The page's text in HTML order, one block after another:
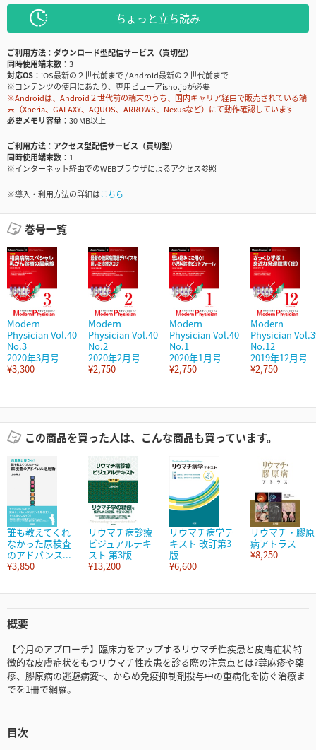
ちょっと立ち読み
ご利用方法
ダウンロード型配信サービス（買切型）
同時使用端末数
3
対応OS
iOS最新の２世代前まで / Android最新の２世代前まで
※コンテンツの使用にあたり、専用ビューアisho.jpが必要
※Androidは、Android２世代前の端末のうち、国内キャリア経由で販売されている端
末（Xperia、GALAXY、AQUOS、ARROWS、Nexusなど）にて動作確認しています
必要メモリ容量
30 MB以上
ご利用方法
アクセス型配信サービス（買切型）
同時使用端末数
1
※インターネット経由でのWEBブラウザによるアクセス参照
※導入・利用方法の詳細はこちら
巻号一覧
Modern
Physician Vol.40
No.3
2020年3月号
¥3,300
Modern
Physician Vol.40
No.2
2020年2月号
¥2,750
Modern
Physician Vol.40
No.1
2020年1月号
¥2,750
Modern
Physician
No.12
2019年12月号
¥2,750
この商品を買った人は、こんな商品も買っています。
誰も教えてくれ
なかった尿検査
のアドバンス...
¥3,850
リウマチ病診療
ビジュアルテキ
スト 第3版
¥13,200
リウマチ病学テ
キスト 改訂第3
版
¥6,600
リウマチ・膠原
病アトラス
¥8,250
概要
【今月のアプローチ】臨床力をアップするリウマチ性疾患と皮膚症状 特
徴的な皮膚症状をもつリウマチ性疾患を診る際の注意点とは?蕁麻疹や薬
疹、膠原病の逃避病変~、からめ免疫抑制剤投与中の重病化を防ぐ治療ま
でを1冊で網羅。
目次